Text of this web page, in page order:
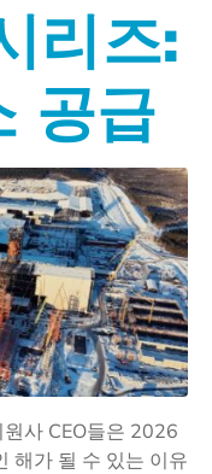
리즈:
공급
사 CEO들은 2026
해가 될 수 있는 이유